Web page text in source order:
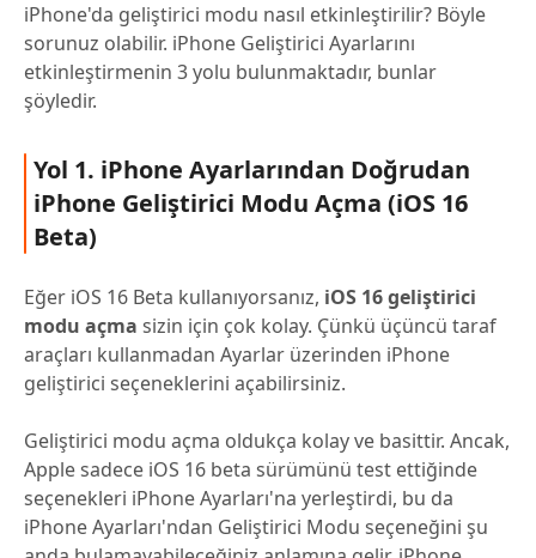
iPhone'da geliştirici modu nasıl etkinleştirilir? Böyle
sorunuz olabilir. iPhone Geliştirici Ayarlarını
etkinleştirmenin 3 yolu bulunmaktadır, bunlar
şöyledir.
Yol 1. iPhone Ayarlarından Doğrudan
iPhone Geliştirici Modu Açma (iOS 16
Beta)
Eğer iOS 16 Beta kullanıyorsanız, iOS 16 geliştirici
modu açma sizin için çok kolay. Çünkü üçüncü taraf
araçları kullanmadan Ayarlar üzerinden iPhone
geliştirici seçeneklerini açabilirsiniz.
Geliştirici modu açma oldukça kolay ve basittir. Ancak,
Apple sadece iOS 16 beta sürümünü test ettiğinde
seçenekleri iPhone Ayarları'na yerleştirdi, bu da
iPhone Ayarları'ndan Geliştirici Modu seçeneğini şu